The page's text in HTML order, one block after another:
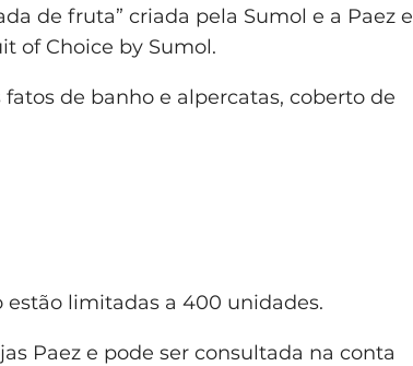
de fruta” criada pela Sumol e a Paez e
of Choice by Sumol.
de banho e alpercatas, coberto de
estão limitadas a 400 unidades.
Paez e pode ser consultada na conta